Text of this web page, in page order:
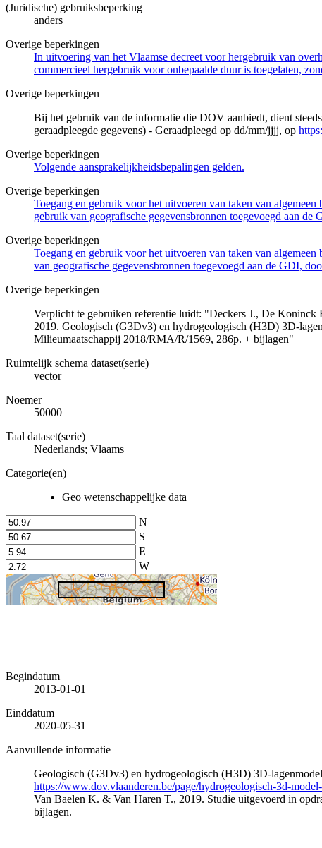
(Juridische) gebruiksbeperking
anders
Overige beperkingen
In uitvoering van het Vlaamse decreet voor hergebruik van
commercieel hergebruik voor onbepaalde duur is toegelaten,
Overige beperkingen
Bij het gebruik van de informatie die DOV aanbiedt, dient
geraadpleegde gegevens) - Geraadpleegd op dd/mm/jjjj, op
Overige beperkingen
Volgende aansprakelijkheidsbepalingen gelden.
Overige beperkingen
Toegang en gebruik voor het uitvoeren van taken van
gebruik van geografische gegevensbronnen toegevoegd aan
Overige beperkingen
Toegang en gebruik voor het uitvoeren van taken van
van geografische gegevensbronnen toegevoegd aan de GDI,
Overige beperkingen
Verplicht te gebruiken referentie luidt: "Deckers J., De
2019. Geologisch (G3Dv3) en hydrogeologisch (H3D) 3D-
Milieumaatschappij 2018/RMA/R/1569, 286p. + bijlagen"
Ruimtelijk schema dataset(serie)
vector
Noemer
50000
Taal dataset(serie)
Nederlands; Vlaams
Categorie(en)
Geo wetenschappelijke data
N
S
E
W
Begindatum
2013-01-01
Einddatum
2020-05-31
Aanvullende informatie
Geologisch (G3Dv3) en hydrogeologisch (H3D) 3D-
https://www.dov.vlaanderen.be/page/hydrogeologisch-3d-
Van Baelen K. & Van Haren T., 2019. Studie uitgevoerd in
bijlagen.